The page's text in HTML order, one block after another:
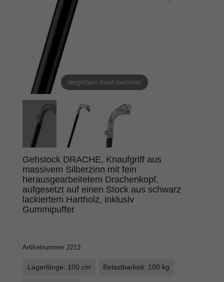
Vergrößern durch berühren
Gehstock DRACHE, Knaufgriff aus
massivem Silberzinn mit fein
herausgearbeitetem Drachenkopf,
aufgesetzt auf einen Stock aus schwarz
lackiertem Hartholz, inklusiv
Gummipuffer
Artikelnummer 2213
Lagerlänge: 100 cm Belastbarkeit: 100 kg